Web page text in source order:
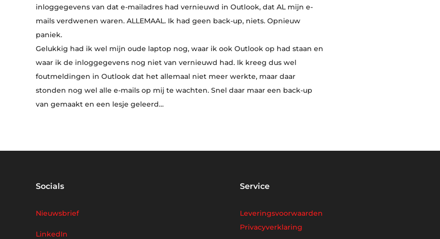
inloggegevens van dat e-mailadres had vernieuwd in Outlook, dat AL mijn e-
mails verdwenen waren. ALLEMAAL. Ik had geen back-up, niets. Opnieuw
paniek.
Gelukkig had ik wel mijn oude laptop nog, waar ik ook Outlook op had staan en
waar ik de inloggegevens nog niet van vernieuwd had. Ik kreeg dus wel
foutmeldingen in Outlook dat het allemaal niet meer werkte, maar daar
stonden nog wel alle e-mails op mij te wachten. Snel daar maar een back-up
van gemaakt en een lesje geleerd…
Socials
Nieuwsbrief
LinkedIn
Service
Leveringsvoorwaarden
Privacyverklaring